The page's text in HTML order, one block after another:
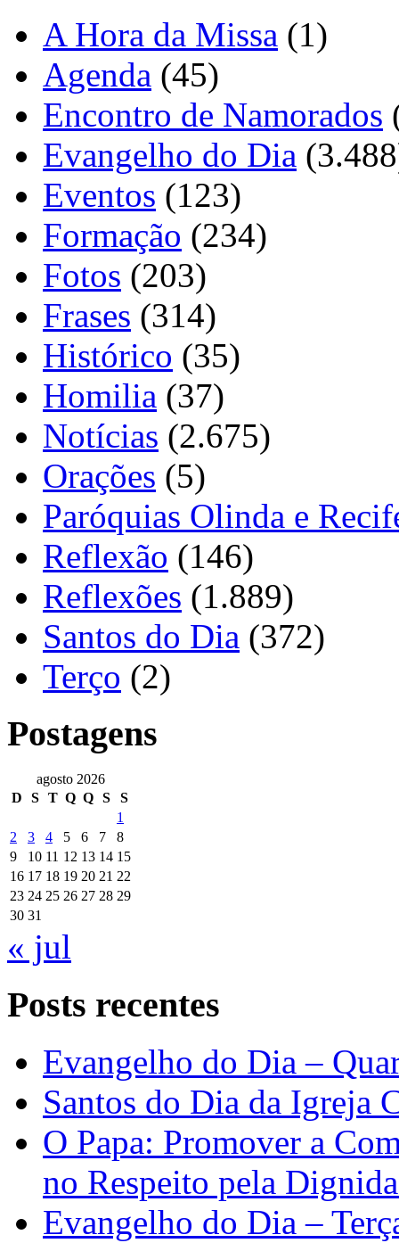
A Hora da Missa (1)
Agenda (45)
Encontro de Namorados
Evangelho do Dia
Eventos (123)
Formação (234)
Fotos (203)
Frases (314)
Histórico (35)
Homilia (37)
Notícias (2.675)
Orações (5)
Paróquias Olinda e
Reflexão (146)
Reflexões (1.889)
Santos do Dia (372)
Terço (2)
Postagens
agosto 2026
D
S T Q Q S
S
1
2
3 4 5 6 7
8
9
10 11 12 13 14 15
16 17 18 19 20 21 22
23 24 25 26 27 28 29
30 31
« jul
Posts recentes
Evangelho do Dia –
Santos do Dia da Igreja
O Papa: Promover a
no Respeito pela
Evangelho do Dia –